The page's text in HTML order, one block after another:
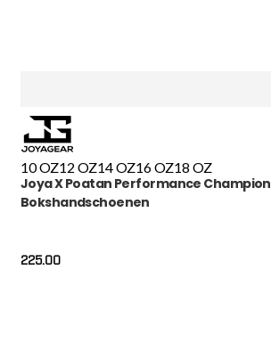
10 OZ12 OZ14 OZ16 OZ18 OZ
Joya X Poatan Performance Champion
Bokshandschoenen
225.00